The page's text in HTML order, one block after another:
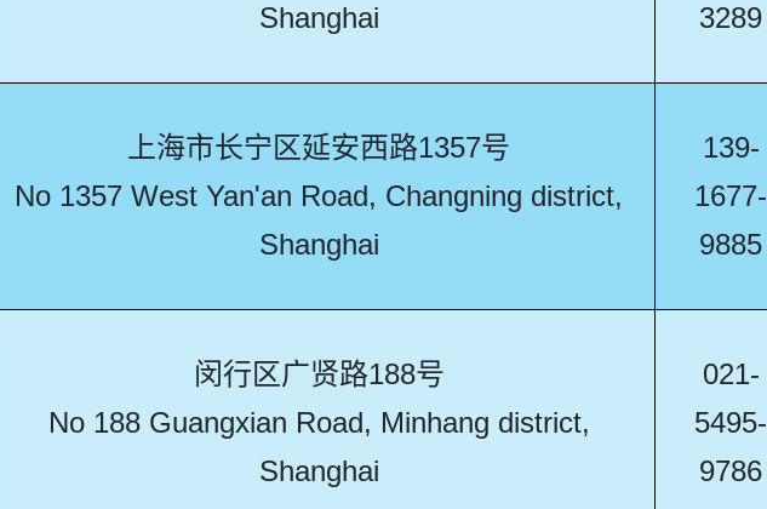
Shanghai
3289
上海市长宁区延安西路1357号
No 1357 West Yan'an Road, Changning district,
Shanghai
139-
1677-
9885
闵行区广贤路188号
No 188 Guangxian Road, Minhang district,
Shanghai
021-
5495-
9786